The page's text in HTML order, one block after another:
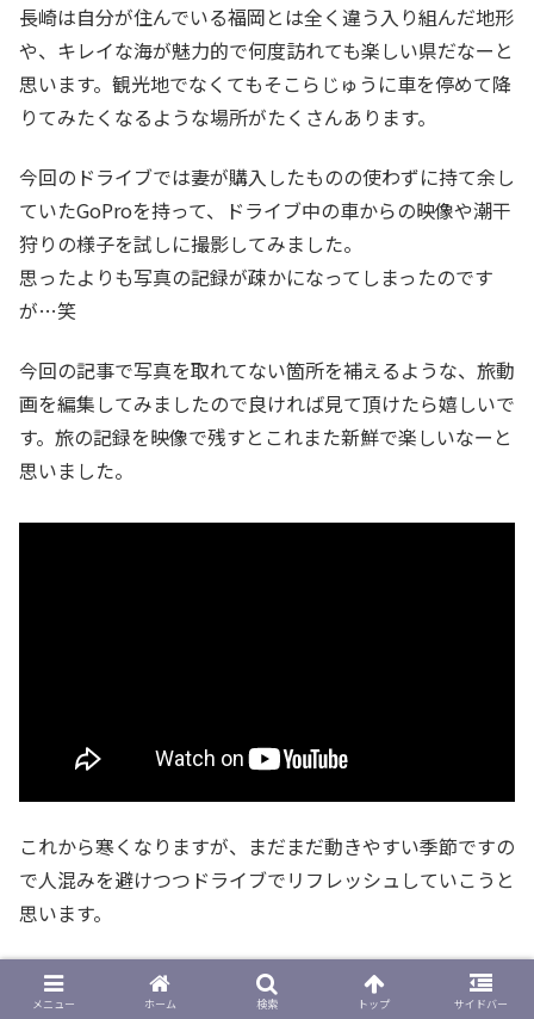
長崎は自分が住んでいる福岡とは全く違う入り組んだ地形
や、キレイな海が魅力的で何度訪れても楽しい県だなーと
思います。観光地でなくてもそこらじゅうに車を停めて降
りてみたくなるような場所がたくさんあります。
今回のドライブでは妻が購入したものの使わずに持て余し
ていたGoProを持って、ドライブ中の車からの映像や潮干
狩りの様子を試しに撮影してみました。
思ったよりも写真の記録が疎かになってしまったのです
が…笑
今回の記事で写真を取れてない箇所を補えるような、旅動
画を編集してみましたので良ければ見て頂けたら嬉しいで
す。旅の記録を映像で残すとこれまた新鮮で楽しいなーと
思いました。
これから寒くなりますが、まだまだ動きやすい季節ですの
で人混みを避けつつドライブでリフレッシュしていこうと
思います。
ではでは～
メニュー ホーム 検索 トップ サイドバー